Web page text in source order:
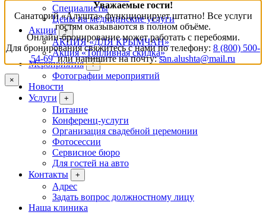
Специалисты
Цены на медицинские услуги
Акции
+
АКЦИЯ «ДЛЯ КРЫМЧАН»
Акция «Топливная скидка»
Мероприятия
+
Фотографии мероприятий
Новости
Услуги
+
Питание
Конференц-услуги
Организация свадебной церемонии
Фотосессии
Сервисное бюро
Для гостей на авто
Контакты
+
Адрес
Задать вопрос должностному лицу
Наша клиника
Уважаемые гости!
Санаторий «Алушта» функционирует штатно! Все услуги
гостям оказываются в полном объёме.
Онлайн-бронирование может работать с перебоями.
Для бронирования свяжитесь с нами по телефону: 8 (800) 500-
54-69или напишите на почту:san.alushta@mail.ru
×